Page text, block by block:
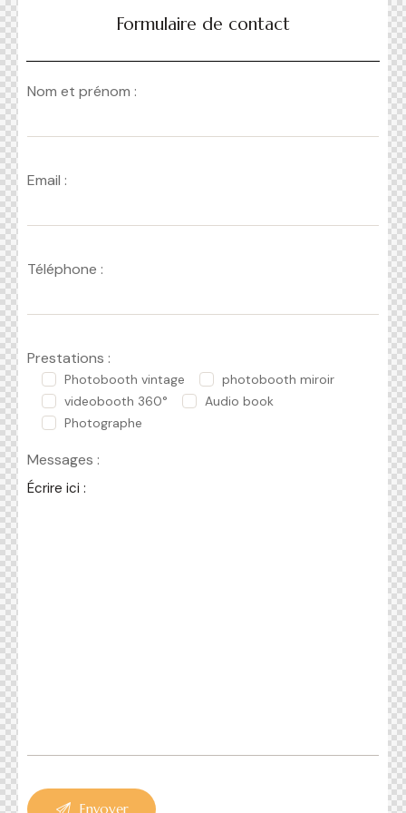
Formulaire de contact
Nom et prénom :
Email :
Téléphone :
Prestations :
Photobooth vintage
photobooth miroir
videobooth 360°
Audio book
Photographe
Messages :